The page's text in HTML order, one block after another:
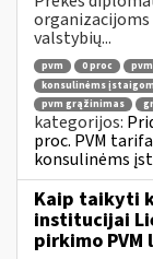
organizacijoms
valstybių...
pvm 0 proc
konsulinėms
pvm grąžinimas
kategorijos:
proc. PVM
konsulinėms
Kaip taikyti
institucijai
pirkimo PVM